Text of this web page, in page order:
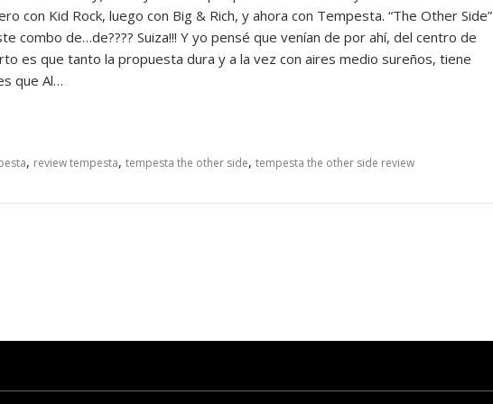
con Kid Rock, luego con Big & Rich, y ahora con Tempesta. “The Other Side”
combo de…de???? Suiza!!! Y yo pensé que venían de por ahí, del centro de
es que tanto la propuesta dura y a la vez con aires medio sureños, tiene
que Al…
, review tempesta, tempesta the other side, tempesta the other side review